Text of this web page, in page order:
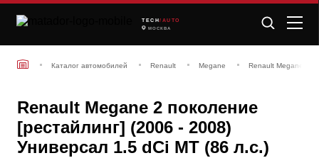
TECH /AUTO
МОСКВА
Каталог автомобилей Renault Megane Renault Megane 2
Renault Megane 2 поколение
[рестайлинг] (2006 - 2008)
Универсал 1.5 dCi MT (86 л.с.)